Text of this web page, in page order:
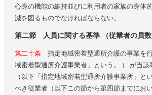
心身の機能の維持並びに利用者の家族の身体
減を図るものでなければならない。
第二節 人員に関する基準 （従業者の員数
第二十条 指定地域密着型通所介護の事業を
域密着型通所介護事業者」という。 ） が当該
（以下「指定地域密着型通所介護事業所」と
べき従業者（以下この節から第四節までにお